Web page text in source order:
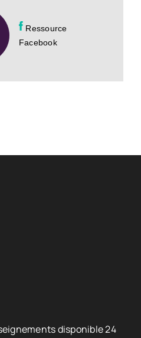
Ressource
Facebook
disponible 24